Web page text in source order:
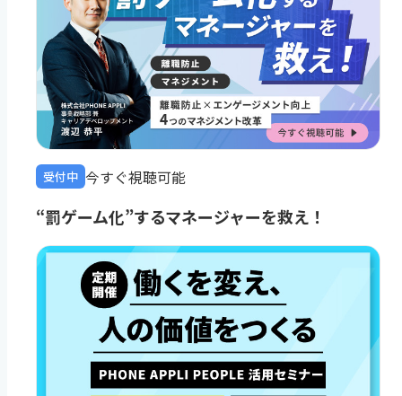
受付中 今すぐ視聴可能
“罰ゲーム化”するマネージャーを救え！